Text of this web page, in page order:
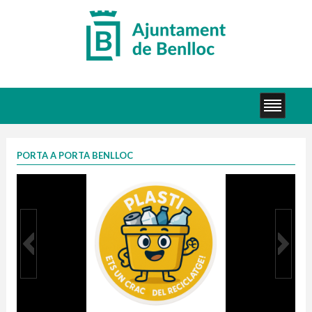
PORTA A PORTA BENLLOC